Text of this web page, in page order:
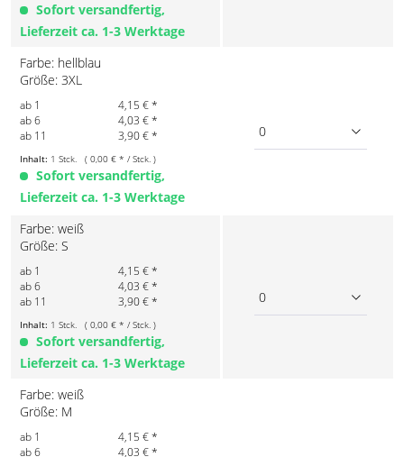
Sofort versandfertig,
Lieferzeit ca. 1-3 Werktage
Farbe: hellblau
Größe: 3XL
ab 1
4,15 € *
ab 6
4,03 € *
ab 11
3,90 € *
Inhalt: 1 Stck. ( 0,00 € * / Stck. )
Sofort versandfertig,
Lieferzeit ca. 1-3 Werktage
0
Farbe: weiß
Größe: S
ab 1
4,15 € *
ab 6
4,03 € *
ab 11
3,90 € *
Inhalt: 1 Stck. ( 0,00 € * / Stck. )
Sofort versandfertig,
Lieferzeit ca. 1-3 Werktage
0
Farbe: weiß
Größe: M
ab 1
4,15 € *
ab 6
4,03 € *